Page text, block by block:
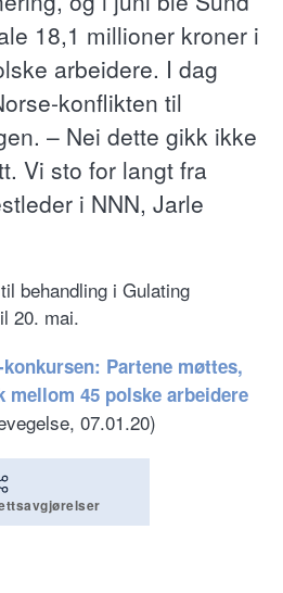
18,1 millioner kroner i
arbeidere. I dag
konflikten til
– Nei dette gikk ikke
Vi sto for langt fra
i NNN, Jarle
behandling i Gulating
20. mai.
konkursen: Partene møttes,
45 polske arbeidere
07.01.20)